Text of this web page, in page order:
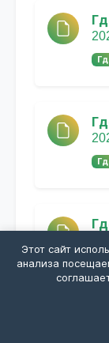
Этот сайт
анализа